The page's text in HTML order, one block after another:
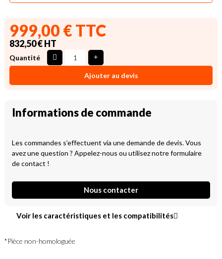
999,00 € TTC
832,50 € HT
Quantité
Ajouter au devis
Informations de commande
Les commandes s’effectuent via une demande de devis. Vous
avez une question ? Appelez-nous ou utilisez notre formulaire
de contact !
Nous contacter
Voir les caractéristiques et les compatibilités
*Pièce non-homologuée